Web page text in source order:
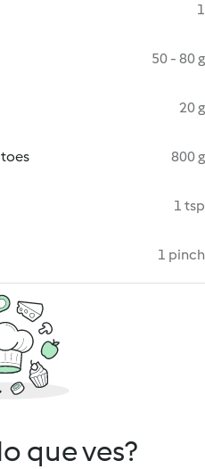
1
50 - 80 g
20 g
800 g
1 tsp
1 pinch
que ves?